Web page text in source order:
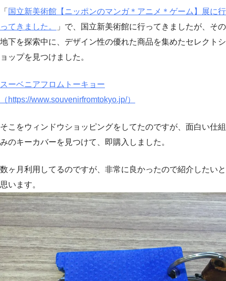
「 国立新美術館【ニッポンのマンガ＊アニメ＊ゲーム】展に行
ってきました。
」で、国立新美術館に行ってきましたが、その
地下を探索中に、デザイン性の優れた商品を集めたセレクトシ
ョップを見つけました。
スーベニアフロムトーキョー
（https://www.souvenirfromtokyo.jp/）
そこをウィンドウショッピングをしてたのですが、面白い仕組
みのキーカバーを見つけて、即購入しました。
数ヶ月利用してるのですが、非常に良かったので紹介したいと
思います。